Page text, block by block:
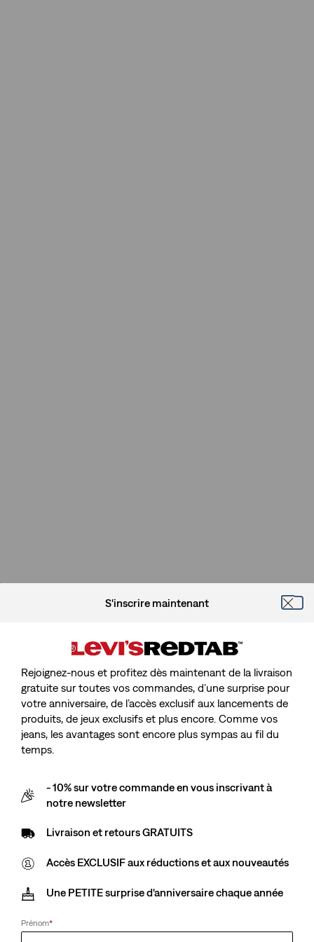
S'inscrire maintenant
Rejoignez-nous et profitez dès maintenant de la livraison
gratuite sur toutes vos commandes, d’une surprise pour
votre anniversaire, de l’accès exclusif aux lancements de
produits, de jeux exclusifs et plus encore. Comme vos
jeans, les avantages sont encore plus sympas au fil du
temps.
- 10% sur votre commande en vous inscrivant à
notre newsletter
Livraison et retours GRATUITS
Accès EXCLUSIF aux réductions et aux nouveautés
Une PETITE surprise d'anniversaire chaque année
Prénom*